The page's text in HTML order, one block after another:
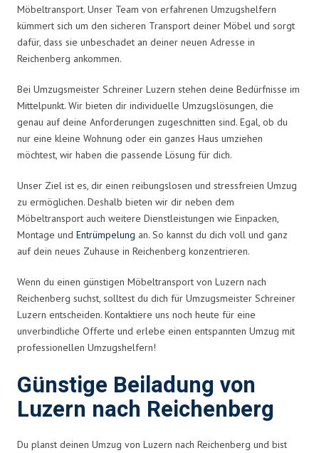
Möbeltransport. Unser Team von erfahrenen Umzugshelfern
kümmert sich um den sicheren Transport deiner Möbel und sorgt
dafür, dass sie unbeschadet an deiner neuen Adresse in
Reichenberg ankommen.
Bei Umzugsmeister Schreiner Luzern stehen deine Bedürfnisse im
Mittelpunkt. Wir bieten dir individuelle Umzugslösungen, die
genau auf deine Anforderungen zugeschnitten sind. Egal, ob du
nur eine kleine Wohnung oder ein ganzes Haus umziehen
möchtest, wir haben die passende Lösung für dich.
Unser Ziel ist es, dir einen reibungslosen und stressfreien Umzug
zu ermöglichen. Deshalb bieten wir dir neben dem
Möbeltransport auch weitere Dienstleistungen wie Einpacken,
Montage und Entrümpelung an. So kannst du dich voll und ganz
auf dein neues Zuhause in Reichenberg konzentrieren.
Wenn du einen günstigen Möbeltransport von Luzern nach
Reichenberg suchst, solltest du dich für Umzugsmeister Schreiner
Luzern entscheiden. Kontaktiere uns noch heute für eine
unverbindliche Offerte und erlebe einen entspannten Umzug mit
professionellen Umzugshelfern!
Günstige Beiladung von
Luzern nach Reichenberg
Du planst deinen Umzug von Luzern nach Reichenberg und bist